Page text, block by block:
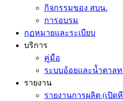
กิจกรรมของ สบน.
การอบรม
กฏหมายและระเบียบ
บริการ
คู่มือ
ระบบอ้อยและน้ำตาลท
รายงาน
รายงานการผลิต (เปิด